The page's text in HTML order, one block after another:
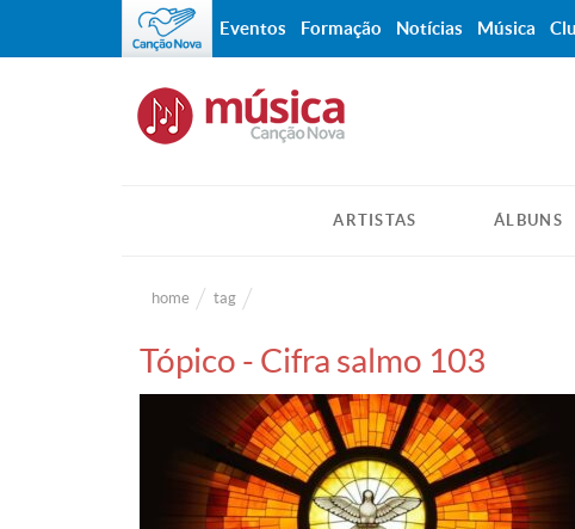
ARTISTAS ÁLBUNS
home tag
Tópico - Cifra salmo 103
Eventos Formação Notícias Música